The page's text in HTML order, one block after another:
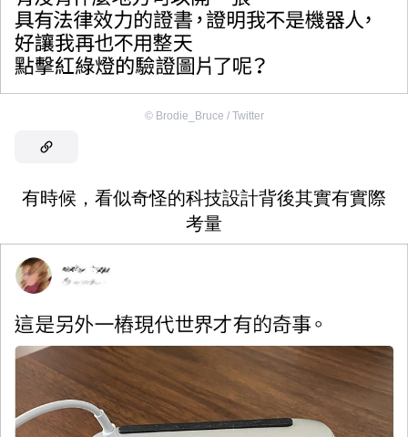
© Brodie_Bruce / Twitter
有時候，看似奇怪的科技設計背後其實有實際
考量